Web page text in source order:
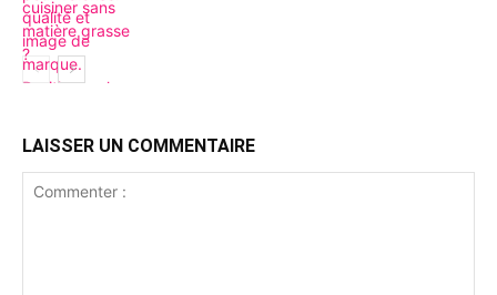
LAISSER UN COMMENTAIRE